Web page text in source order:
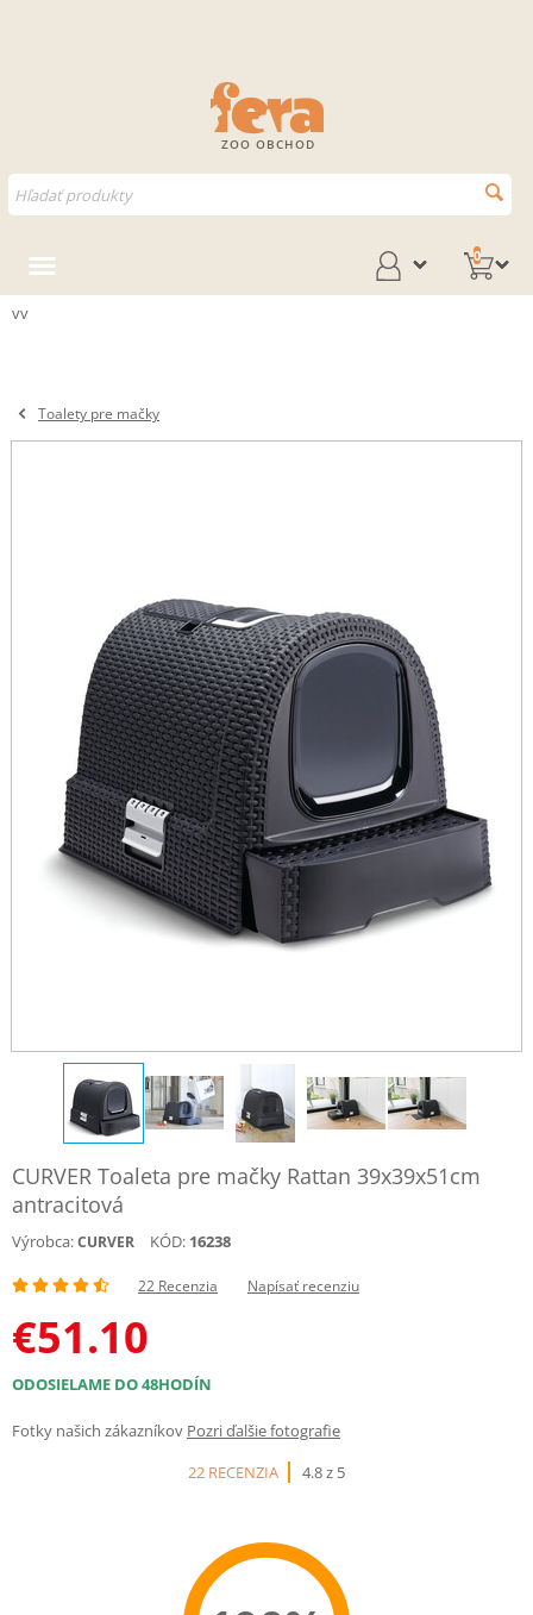
ZOO OBCHOD
0
vv
Toalety pre mačky
CURVER Toaleta pre mačky Rattan 39x39x51cm
antracitová
Výrobca:CURVER KÓD: 16238
22 Recenzia Napísať recenziu
€51.10
ODOSIELAME DO 48HODÍN
Fotky našich zákazníkov Pozri ďalšie fotografie
22 RECENZIA
4.8 z 5